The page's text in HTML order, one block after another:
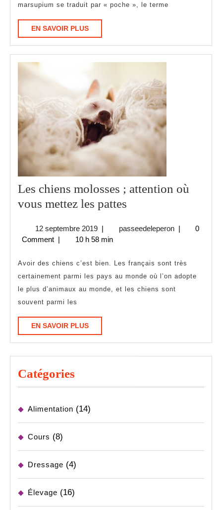
marsupium se traduit par « poche », le terme
EN SAVOIR PLUSEN
SAVOIR
Les chiens molosses ; attention où
vous mettez les pattes
molosses
attention
où
vous
12 septembre 201912
septembre
| passeedeleperon |
0
Comment | 10 h 58 min
Avoir des chiens c’est bien. Les français sont très
certainement parmi les pays au monde où l’on adopte
le plus d’animaux au monde, et les chiens sont
souvent parmi les
EN SAVOIR PLUSEN
SAVOIR
PLUS
Catégories
Alimentation (14)
Cours (8)
Dressage (4)
Élevage (16)